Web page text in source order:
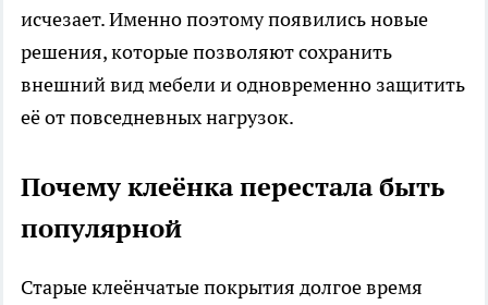
исчезает. Именно поэтому появились новые
решения, которые позволяют сохранить
внешний вид мебели и одновременно защитить
её от повседневных нагрузок.
Почему клеёнка перестала быть
популярной
Старые клеёнчатые покрытия долгое время